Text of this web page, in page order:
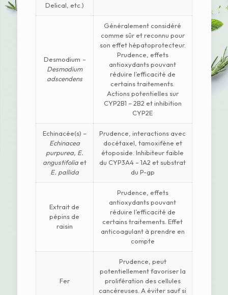
Delical, etc.)
Desmodium –
Desmodium
adscendens
Généralement considéré
comme sûr et reconnu pour
son effet hépatoprotecteur.
Prudence, effets
antioxydants pouvant
réduire l’efficacité de
certains traitements.
Actions potentielles sur
CYP2B1 – 2B2 et inhibition
CYP2E
Echinacée(s) –
Echinacea
purpurea, E.
angustifolia et
E. pallida
Prudence, interactions avec
docétaxel, tamoxifène et
étoposide. Inhibiteur faible
du CYP3A4 – 1A2 et substrat
du P-gp
Extrait de
pépins de
raisin
Prudence, effets
antioxydants pouvant
réduire l’efficacité de
certains traitements. Effet
anticoagulant à prendre en
compte
Fer
Prudence, peut
potentiellement favoriser la
prolifération des cellules
cancéreuses. A éviter sauf si